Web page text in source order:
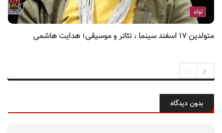
تولد
متولدین ۱۷ اسفند سینما ، تئاتر و موسیقی؛ هدایت هاشمی
بدون دیدگاه